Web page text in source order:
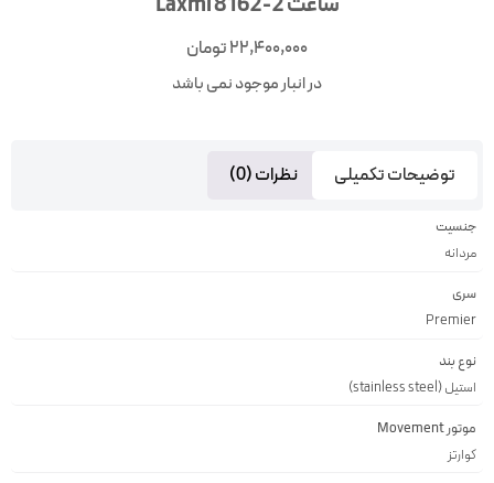
22,400,000تومان
در انبار موجود نمی باشد
توضیحات تکمیلی نظرات (0)
جنسیت
مردانه
سری
Premier
نوع بند
استیل (stainless steel)
موتور Movement
کوارتز